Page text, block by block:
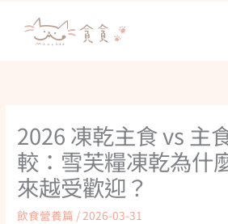
2026 凍乾主食 vs 主
較：雪芙糧凍乾為什
來越受歡迎？
飲食營養篇 / 2026-03-31